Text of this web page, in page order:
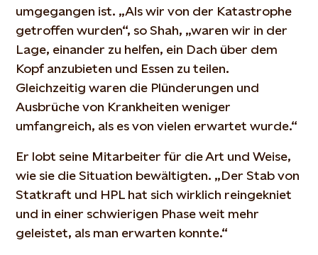
umgegangen ist. „Als wir von der Katastrophe
getroffen wurden“, so Shah, „waren wir in der
Lage, einander zu helfen, ein Dach über dem
Kopf anzubieten und Essen zu teilen.
Gleichzeitig waren die Plünderungen und
Ausbrüche von Krankheiten weniger
umfangreich, als es von vielen erwartet wurde.“
Er lobt seine Mitarbeiter für die Art und Weise,
wie sie die Situation bewältigten. „Der Stab von
Statkraft und HPL hat sich wirklich reingekniet
und in einer schwierigen Phase weit mehr
geleistet, als man erwarten konnte.“